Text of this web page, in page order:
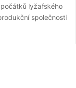
lyžařského
společnosti